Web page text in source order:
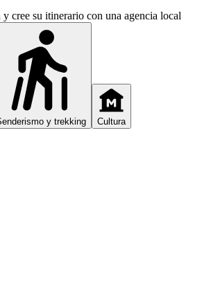
cree su itinerario con una agencia local
y trekking Cultura